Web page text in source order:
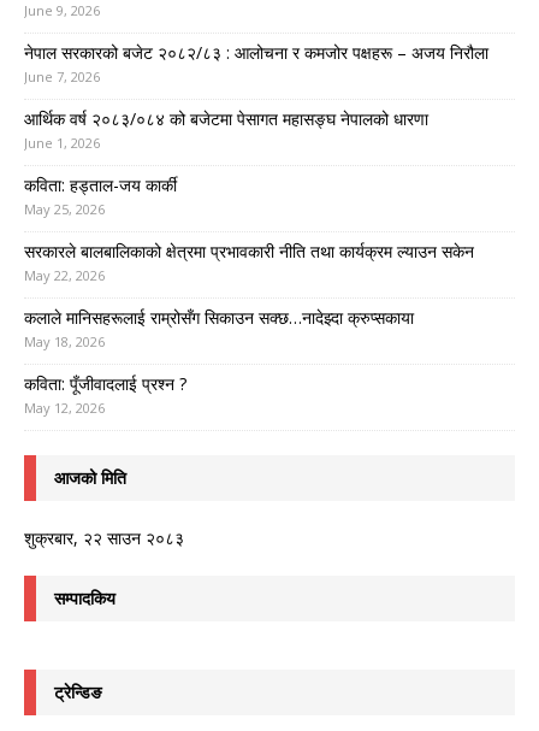
June 9, 2026
नेपाल सरकारको बजेट २०८२/८३ : आलोचना र कमजोर पक्षहरू – अजय निरौला
June 7, 2026
आर्थिक वर्ष २०८३/०८४ को बजेटमा पेसागत महासङ्घ नेपालको धारणा
June 1, 2026
कविता: हड्ताल-जय कार्की
May 25, 2026
सरकारले बालबालिकाको क्षेत्रमा प्रभावकारी नीति तथा कार्यक्रम ल्याउन सकेन
May 22, 2026
कलाले मानिसहरूलाई राम्रोसँग सिकाउन सक्छ…नादेझ्दा क्रुप्सकाया
May 18, 2026
कविता: पूँजीवादलाई प्रश्न ?
May 12, 2026
आजको मिति
शुक्रबार, २२ साउन २०८३
सम्पादकिय
ट्रेन्डिङ